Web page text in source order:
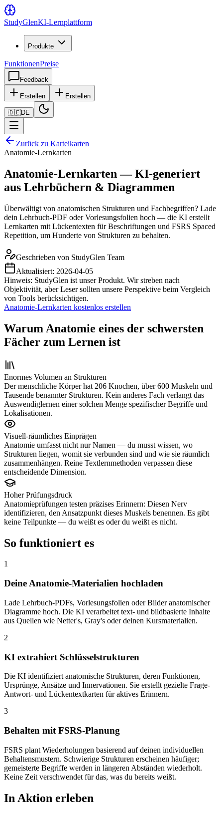
StudyGlenKI-Lernplattform
Produkte
FunktionenPreise
Feedback
Erstellen Erstellen
🇩🇪DE
Zurück zu Karteikarten
Anatomie-Lernkarten
Anatomie-Lernkarten — KI-generiert
aus Lehrbüchern & Diagrammen
Überwältigt von anatomischen Strukturen und Fachbegriffen? Lade
dein Lehrbuch-PDF oder Vorlesungsfolien hoch — die KI erstellt
Lernkarten mit Lückentexten für Beschriftungen und FSRS Spaced
Repetition, um Hunderte von Strukturen zu behalten.
Geschrieben von StudyGlen Team
Aktualisiert: 2026-04-05
Hinweis: StudyGlen ist unser Produkt. Wir streben nach
Objektivität, aber Leser sollten unsere Perspektive beim Vergleich
von Tools berücksichtigen.
Anatomie-Lernkarten kostenlos erstellen
Warum Anatomie eines der schwersten
Fächer zum Lernen ist
Enormes Volumen an Strukturen
Der menschliche Körper hat 206 Knochen, über 600 Muskeln und
Tausende benannter Strukturen. Kein anderes Fach verlangt das
Auswendiglernen einer solchen Menge spezifischer Begriffe und
Lokalisationen.
Visuell-räumliches Einprägen
Anatomie umfasst nicht nur Namen — du musst wissen, wo
Strukturen liegen, womit sie verbunden sind und wie sie räumlich
zusammenhängen. Reine Textlernmethoden verpassen diese
entscheidende Dimension.
Hoher Prüfungsdruck
Anatomieprüfungen testen präzises Erinnern: Diesen Nerv
identifizieren, den Ansatzpunkt dieses Muskels benennen. Es gibt
keine Teilpunkte — du weißt es oder du weißt es nicht.
So funktioniert es
1
Deine Anatomie-Materialien hochladen
Lade Lehrbuch-PDFs, Vorlesungsfolien oder Bilder anatomischer
Diagramme hoch. Die KI verarbeitet text- und bildbasierte Inhalte
aus Quellen wie Netter's, Gray's oder deinen Kursmaterialien.
2
KI extrahiert Schlüsselstrukturen
Die KI identifiziert anatomische Strukturen, deren Funktionen,
Ursprünge, Ansätze und Innervationen. Sie erstellt gezielte Frage-
Antwort- und Lückentextkarten für aktives Erinnern.
3
Behalten mit FSRS-Planung
FSRS plant Wiederholungen basierend auf deinen individuellen
Behaltensmustern. Schwierige Strukturen erscheinen häufiger;
gemeisterte Begriffe werden in längeren Abständen wiederholt.
Keine Zeit verschwendet für das, was du bereits weißt.
In Aktion erleben